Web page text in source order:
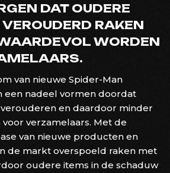
DAT OUDERE
RAKEN
WORDEN
van nieuwe Spider-Man
een nadeel vormen doordat
en daardoor minder
verzamelaars. Met de
van nieuwe producten en
de markt overspoeld raken met
oudere items in de schaduw